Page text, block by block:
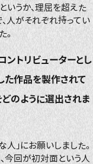
いうか、理屈を超えた
、人がそれぞれ持ってい
。
トリビューターとし
た作品を製作されて
どのように選出されま
」にお願いしました。
今回が初対面という人